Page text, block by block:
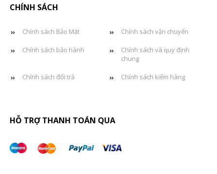
CHÍNH SÁCH
Chính sách Bảo Mật Chính sách vận chuyển
Chính sách bảo hành
Chính sách và quy định
chung
Chính sách đổi trả Chính sách kiểm hàng
HỖ TRỢ THANH TOÁN QUA